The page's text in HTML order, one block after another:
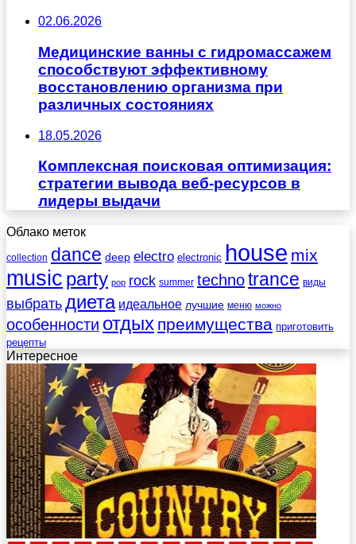
02.06.2026
Медицинские ванны с гидромассажем
способствуют эффективному
восстановлению организма при
различных состояниях
18.05.2026
Комплексная поисковая оптимизация:
стратегии вывода веб-ресурсов в
лидеры выдачи
Облако меток
collection dance deep electro electronic house mix
music party pop rock summer technotrance виды
выбратьдиета идеальное лучшие меню можно
особенности отдых преимущества приготовить
рецепты
Интересное